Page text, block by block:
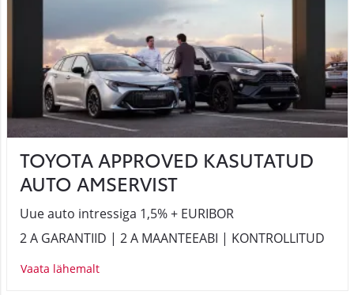
TOYOTA APPROVED KASUTATUD
AUTO AMSERVIST
Uue auto intressiga 1,5% + EURIBOR
2 A GARANTIID | 2 A MAANTEEABI | KONTROLLITUD
Vaata lähemalt